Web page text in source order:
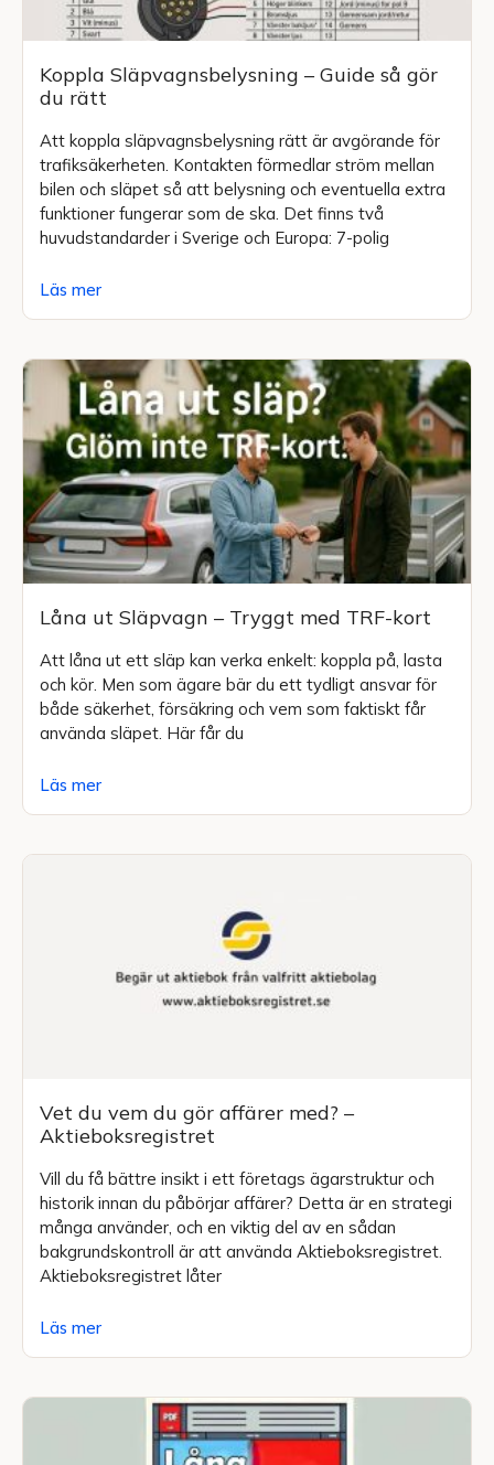
Koppla Släpvagnsbelysning – Guide så gör
du rätt
Att koppla släpvagnsbelysning rätt är avgörande för
trafiksäkerheten. Kontakten förmedlar ström mellan
bilen och släpet så att belysning och eventuella extra
funktioner fungerar som de ska. Det finns två
huvudstandarder i Sverige och Europa: 7-polig
Läs mer
Låna ut Släpvagn – Tryggt med TRF-kort
Att låna ut ett släp kan verka enkelt: koppla på, lasta
och kör. Men som ägare bär du ett tydligt ansvar för
både säkerhet, försäkring och vem som faktiskt får
använda släpet. Här får du
Läs mer
Vet du vem du gör affärer med? –
Aktieboksregistret
Vill du få bättre insikt i ett företags ägarstruktur och
historik innan du påbörjar affärer? Detta är en strategi
många använder, och en viktig del av en sådan
bakgrundskontroll är att använda Aktieboksregistret.
Aktieboksregistret låter
Läs mer